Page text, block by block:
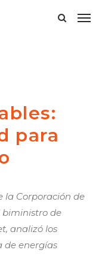
para
la Corporación de
biministro de
analizó los
de energías